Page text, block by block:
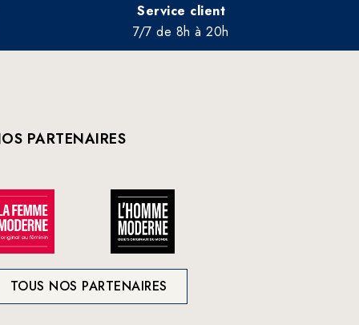
Service client
7/7 de 8h à 20h
PARTENAIRES
TOUS NOS PARTENAIRES